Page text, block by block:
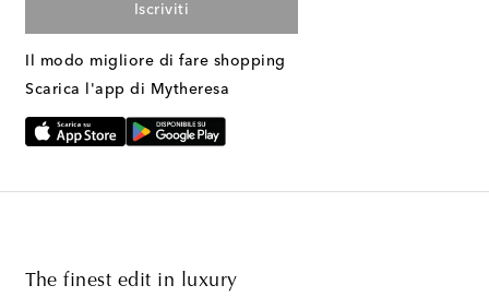
Iscriviti
Il modo migliore di fare shopping
Scarica l'app di Mytheresa
The finest edit in luxury